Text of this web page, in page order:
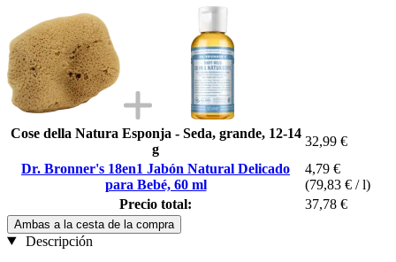
Cose della Natura Esponja - Seda, grande, 12-14
g
32,99 €
Dr. Bronner's 18en1 Jabón Natural Delicado
para Bebé, 60 ml
4,79 €
(79,83 € / l)
Precio total:
37,78 €
Ambas a la cesta de la compra
Descripción